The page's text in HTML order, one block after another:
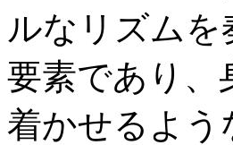
ルなリズムを
要素であり、
着かせるよう